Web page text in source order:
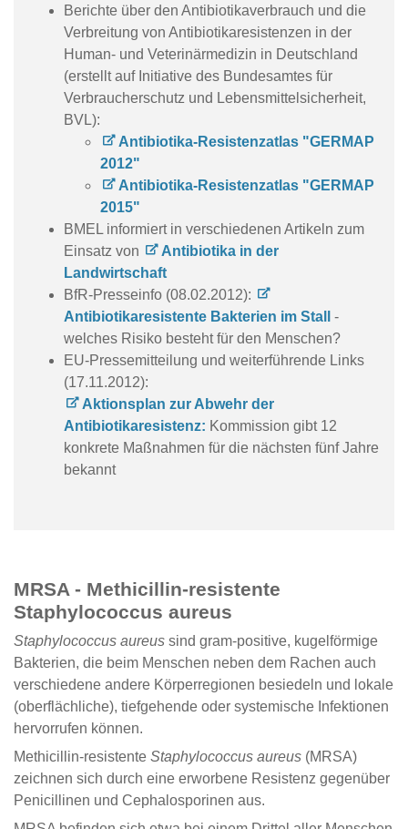
Berichte über den Antibiotikaverbrauch und die
Verbreitung von Antibiotikaresistenzen in der
Human- und Veterinärmedizin in Deutschland
(erstellt auf Initiative des Bundesamtes für
Verbraucherschutz und Lebensmittelsicherheit,
BVL):
Antibiotika-Resistenzatlas "GERMAP
2012"
Antibiotika-Resistenzatlas "GERMAP
2015"
BMEL informiert in verschiedenen Artikeln zum
Einsatz von
Antibiotika in der
Landwirtschaft
BfR-Presseinfo (08.02.2012):
Antibiotikaresistente Bakterien im Stall
-
welches Risiko besteht für den Menschen?
EU-Pressemitteilung und weiterführende Links
(17.11.2012):
Aktionsplan zur Abwehr der
Antibiotikaresistenz: Kommission gibt 12
konkrete Maßnahmen für die nächsten fünf Jahre
bekannt
MRSA - Methicillin-resistente
Staphylococcus aureus
Staphylococcus aureus sind gram-positive, kugelförmige
Bakterien, die beim Menschen neben dem Rachen auch
verschiedene andere Körperregionen besiedeln und lokale
(oberflächliche), tiefgehende oder systemische Infektionen
hervorrufen können.
Methicillin-resistente Staphylococcus aureus (MRSA)
zeichnen sich durch eine erworbene Resistenz gegenüber
Penicillinen und Cephalosporinen aus.